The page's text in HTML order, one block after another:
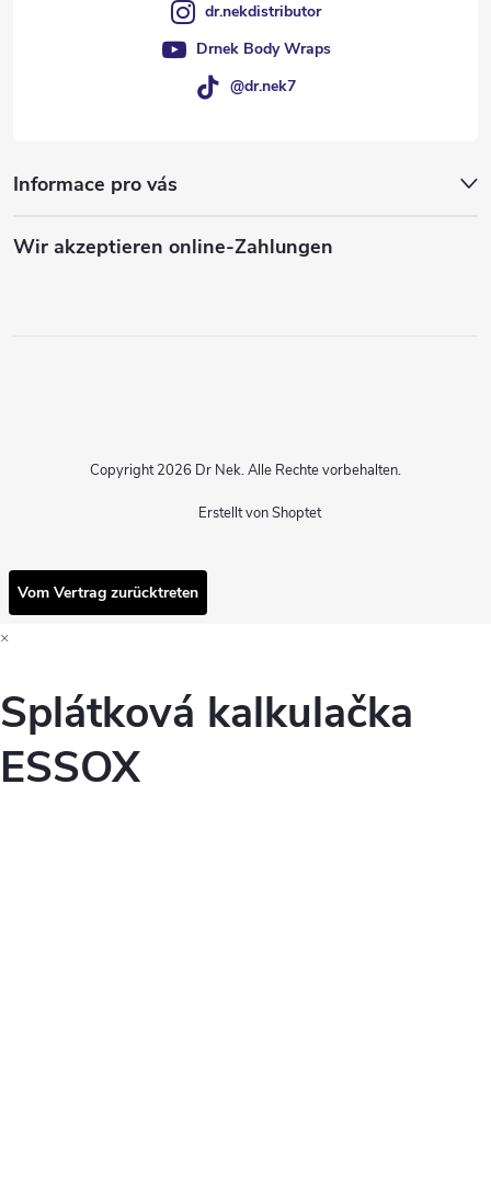
dr.nekdistributor
Drnek Body Wraps
@dr.nek7
Informace pro vás
Wir akzeptieren online-Zahlungen
Erstellt von Shoptet
Copyright 2026 Dr Nek. Alle Rechte vorbehalten.
Vom Vertrag zurücktreten
×
Splátková kalkulačka
ESSOX